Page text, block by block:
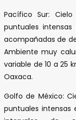
Pacífico Sur:
puntuales
acompañadas de
Ambiente muy
variable de 10 a 25
Oaxaca.
Golfo de México:
puntuales intensas